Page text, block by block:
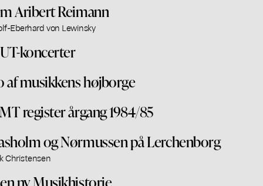
Aribert Reimann
Eberhard von Lewinsky
koncerter
af musikkens højborge
register årgang 1984/85
og Nørmussen på Lerchenborg
Christensen
ny Musikhistorie